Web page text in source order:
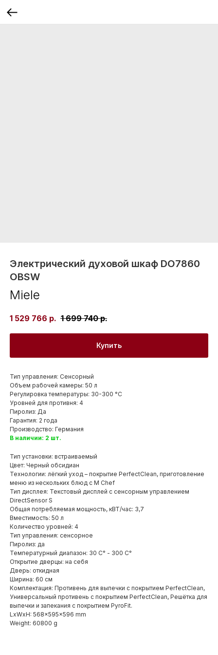
Электрический духовой шкаф DO7860
OBSW
Miele
1 529 766 р. 1 699 740 р.
Купить
Тип управления: Сенсорный
Объем рабочей камеры: 50 л
Регулировка температуры: 30-300 °С
Уровней для противня: 4
Пиролиз: Да
Гарантия: 2 года
Производство: Германия
В наличии: 2 шт.
Тип установки: встраиваемый
Цвет: Черный обсидиан
Технологии: лёгкий уход – покрытие PerfectClean, приготовление
меню из нескольких блюд с M Chef
Тип дисплея: Текстовый дисплей с сенсорным управлением
DirectSensor S
Общая потребляемая мощность, кВТ/час: 3,7
Вместимость: 50 л
Количество уровней: 4
Тип управления: сенсорное
Пиролиз: да
Температурный диапазон: 30 C° - 300 C°
Открытие дверцы: на себя
Дверь: откидная
Ширина: 60 см
Комплектация: Противень для выпечки с покрытием PerfectClean,
Универсальный противень с покрытием PerfectClean, Решётка для
выпечки и запекания с покрытием PyroFit.
LxWxH: 568x595x596 mm
Weight: 60800 g